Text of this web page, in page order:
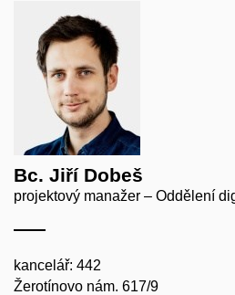
Bc. Jiří Dobeš
projektový manažer – Oddělení
kancelář: 442
Žerotínovo nám. 617/9